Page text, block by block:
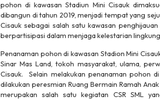
pohon di kawasan Stadiun Mini Cisauk
dibangun di tahun 2019, menjadi tempat yang
Cisauk sebagai salah satu kawasan
berpartisipasi dalam menjaga kelestarian
Penanaman pohon di kawasan Stadion Mini
Sinar Mas Land, tokoh masyarakat, ulama,
Cisauk. Selain melakukan penanaman pohon
dilakukan peresmian Ruang Bermain Ramah
merupakan salah satu kegiatan CSR SML